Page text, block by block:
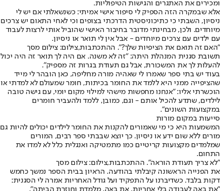
ומכירים את האתגרים והגישות הטיפוליות.
אלא שבמקרה הזה הספיק לי סיפור אישי אמיתי: כשנשאלתי אם יש לי
ניסיון, השבתי כי כתיכוניסטית הדרכתי בצופים וכי לאחי התאום יש צרכים
מיוחדים. ולכן, מבחינתי מדובר בחיבור האישי שהוביל אותי לרצות לעבוד
עם ילדים עם צרכים מיוחדים - אבל אין לי תואר או ניסיון.
"האם זה תואם את הציפיות שלך?". ההתכתבות,צילום: צילום מסך
תשובת סגנית המנהלת היתה: "זה לא משנה. אם היה לך תואר זה היה יכול
להעלות לך את המשכורת, אבל גם תעודת בגרות זה מספיק".
בעוד יש בתי ספר שאמרו לי שאהיה מורה מחליפה, כאן הובהר לי מייד
שהציפייה ממני היא ללמד את החומר בכיתות, חומר שמעולם לא למדתי או
הוכשרתי אליו: "אנחנו מחפשות מישהי למילוי מקום יומי, עם גישה טובה
לילדים, שתדע להכיל אותם - וגם, כמובן, ללמד ולהעביר חומרים
במקצועות השונים".
סייעות במקום מורות
המשמעות היא כי מי שאמורים להקנות את החומר לילדים יכולים להיות גם
מורים ללא שום ידע או ניסיון. כך יוצא שבבתי ספר רבים, המורים
שמלמדים מקצועות קריטיים כמו מתמטיקה ואנגלית כלל לא למדו את
התחום.
"לא צריך תעודת הוראה". ההתכתבות,צילום: צילום מסך
את הפנייה הראשונה קיבלתי בהודעה. הראיון בבית הספר נמשך כחמש
דקות בלבד. כשדיברנו על התפקיד ועל גודל האחריות אמרה לי הסגנית: